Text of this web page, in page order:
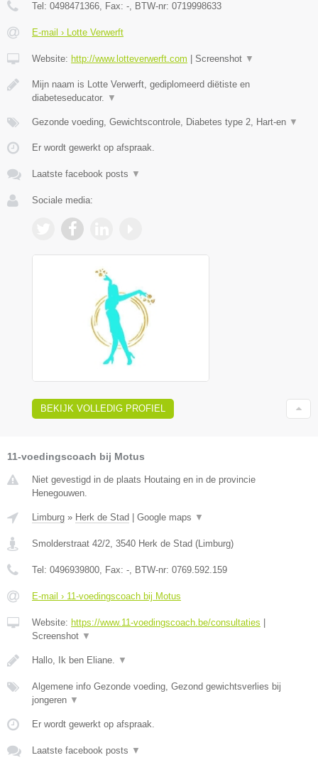
Tel: 0498471366, Fax: -, BTW-nr: 0719998633
E-mail › Lotte Verwerft
Website: http://www.lotteverwerft.com Screenshot ▼
Mijn naam is Lotte Verwerft, gediplomeerd diëtiste en
diabeteseducator. ▼
Gezonde voeding, Gewichtscontrole, Diabetes type 2, Hart-en ▼
Er wordt gewerkt op afspraak.
Laatste facebook posts ▼
Sociale media:
BEKIJK VOLLEDIG PROFIEL
11-voedingscoach bij Motus
Niet gevestigd in de plaats Houtaing en in de provincie
Henegouwen.
Limburg » Herk de Stad Google maps ▼
Smolderstraat 42/2, 3540 Herk de Stad (Limburg)
Tel: 0496939800, Fax: -, BTW-nr: 0769.592.159
E-mail › 11-voedingscoach bij Motus
Website: https://www.11-voedingscoach.be/consultaties
Screenshot ▼
Hallo, Ik ben Eliane. ▼
Algemene info Gezonde voeding, Gezond gewichtsverlies bij
jongeren ▼
Er wordt gewerkt op afspraak.
Laatste facebook posts ▼